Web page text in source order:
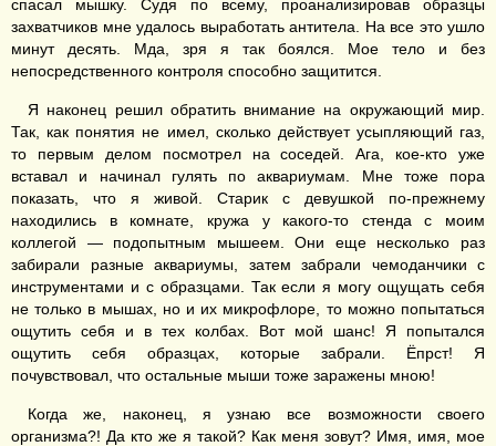
спасал мышку. Судя по всему, проанализировав образцы
захватчиков мне удалось выработать антитела. На все это ушло
минут десять. Мда, зря я так боялся. Мое тело и без
непосредственного контроля способно защитится.
Я наконец решил обратить внимание на окружающий мир.
Так, как понятия не имел, сколько действует усыпляющий газ,
то первым делом посмотрел на соседей. Ага, кое-кто уже
вставал и начинал гулять по аквариумам. Мне тоже пора
показать, что я живой. Старик с девушкой по-прежнему
находились в комнате, кружа у какого-то стенда с моим
коллегой — подопытным мышеем. Они еще несколько раз
забирали разные аквариумы, затем забрали чемоданчики с
инструментами и с образцами. Так если я могу ощущать себя
не только в мышах, но и их микрофлоре, то можно попытаться
ощутить себя и в тех колбах. Вот мой шанс! Я попытался
ощутить себя образцах, которые забрали. Ёпрст! Я
почувствовал, что остальные мыши тоже заражены мною!
Когда же, наконец, я узнаю все возможности своего
организма?! Да кто же я такой? Как меня зовут? Имя, имя, мое